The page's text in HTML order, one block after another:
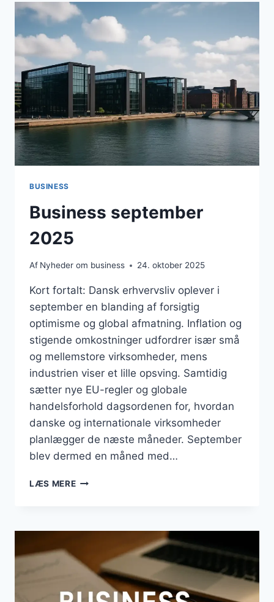
VÆKST,
SÅRBARHEDER
STRATEGISKE
MULIGHEDER
BUSINESS
Business september
2025
Af Nyheder om business 24. oktober 2025
Kort fortalt: Dansk erhvervsliv oplever i
september en blanding af forsigtig
optimisme og global afmatning. Inflation og
stigende omkostninger udfordrer især små
og mellemstore virksomheder, mens
industrien viser et lille opsving. Samtidig
sætter nye EU-regler og globale
handelsforhold dagsordenen for, hvordan
danske og internationale virksomheder
planlægger de næste måneder. September
blev dermed en måned med…
LÆS MEREBUSINESS